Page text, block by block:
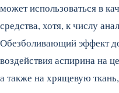
может использоваться в
средства, хотя, к числу
Обезболивающий эффект
воздействия аспирина на
а также на хрящевую